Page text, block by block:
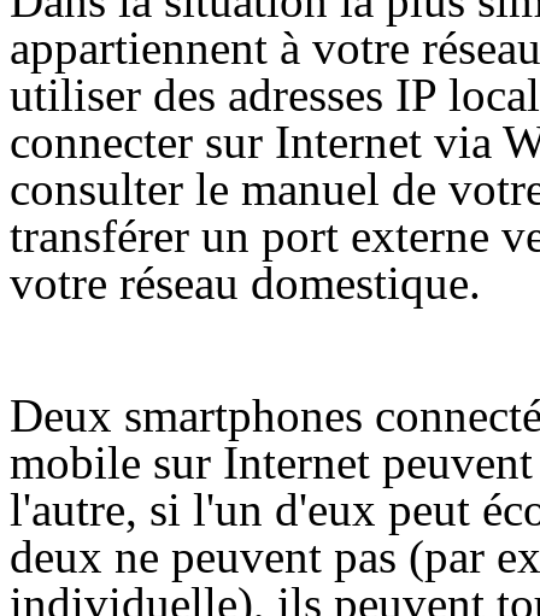
appartiennent à votre
utiliser des adresses IP
connecter sur Internet via
consulter le manuel de
transférer un port externe
votre réseau domestique.
Deux smartphones
mobile sur Internet
l'autre, si l'un d'eux peut
deux ne peuvent pas (par
individuelle), ils peuvent